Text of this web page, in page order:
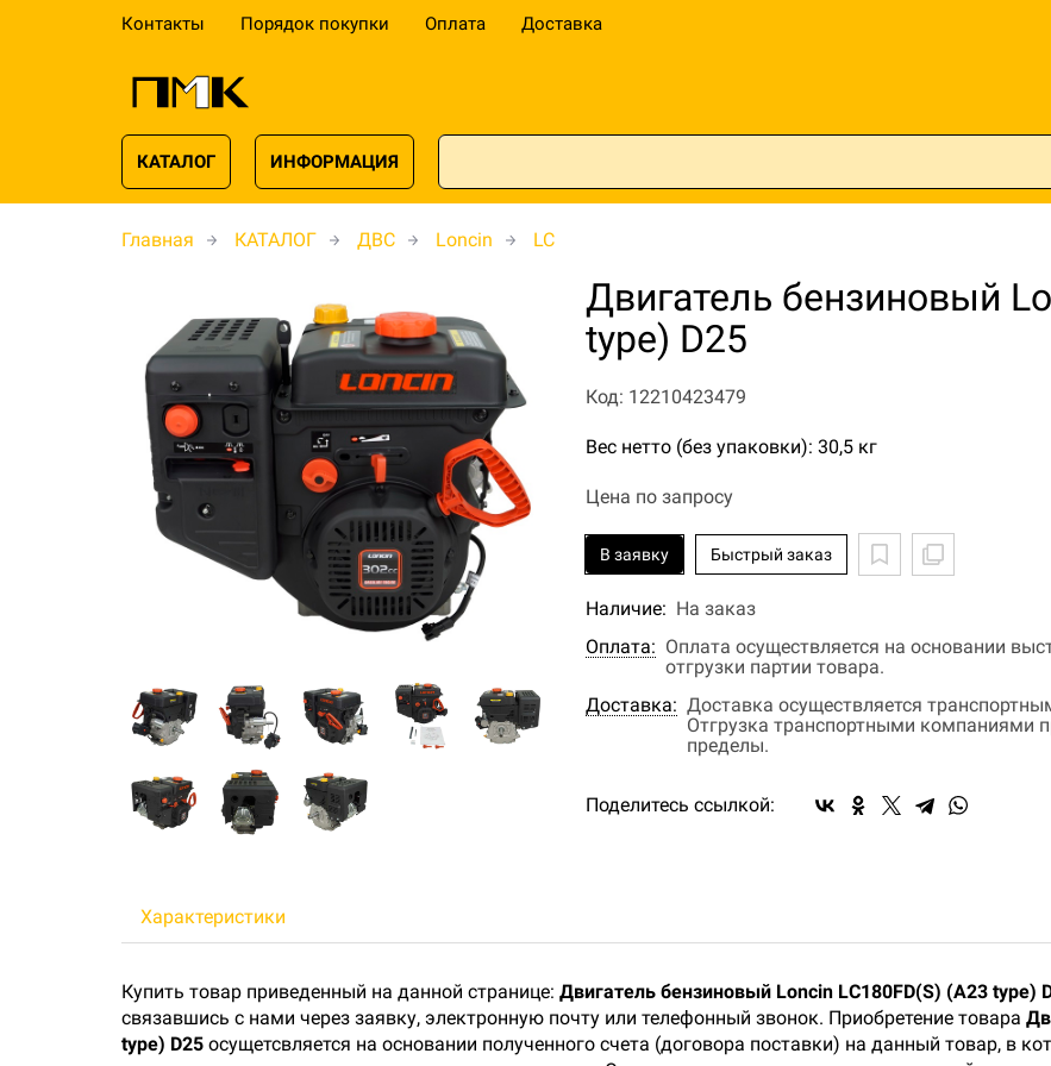
Контакты Порядок покупки Оплата Доставка
КАТАЛОГ ИНФОРМАЦИЯ
Главная КАТАЛОГ ДВС Loncin LC
Двигатель бензиновый
type) D25
Код: 12210423479
Вес нетто (без упаковки): 30,5 кг
Цена по запросу
В заявку Быстрый заказ
Наличие: На заказ
Оплата: Оплата осуществляется на основании
отгрузки партии товара.
Доставка: Доставка осуществляется
Отгрузка транспортными компаниями
пределы.
Поделитесь ссылкой:
Характеристики
Купить товар приведенный на данной странице: Двигатель бензиновый Loncin LC180FD(S) (A23 type)
связавшись с нами через заявку, электронную почту или телефонный звонок. Приобретение товара
type) D25 осущетсвляется на основании полученного счета (договора поставки) на данный товар, в